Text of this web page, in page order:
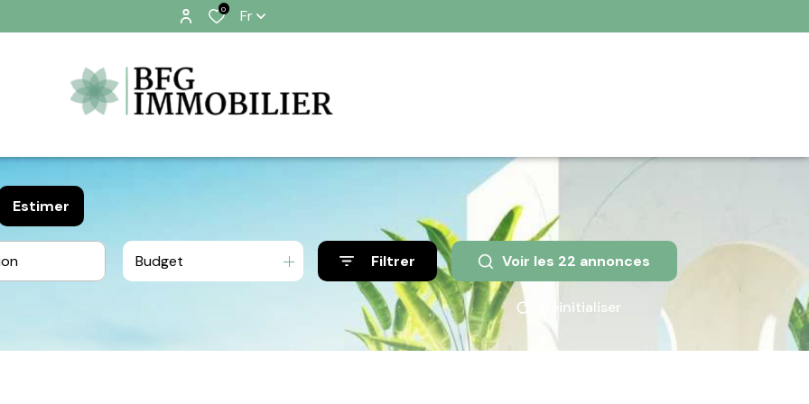
0 Fr
Estimer
Budget Filtrer Voir les 22 annonces
Réinitialiser